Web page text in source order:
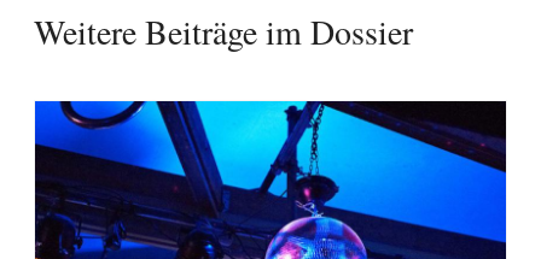
Weitere Beiträge im Dossier